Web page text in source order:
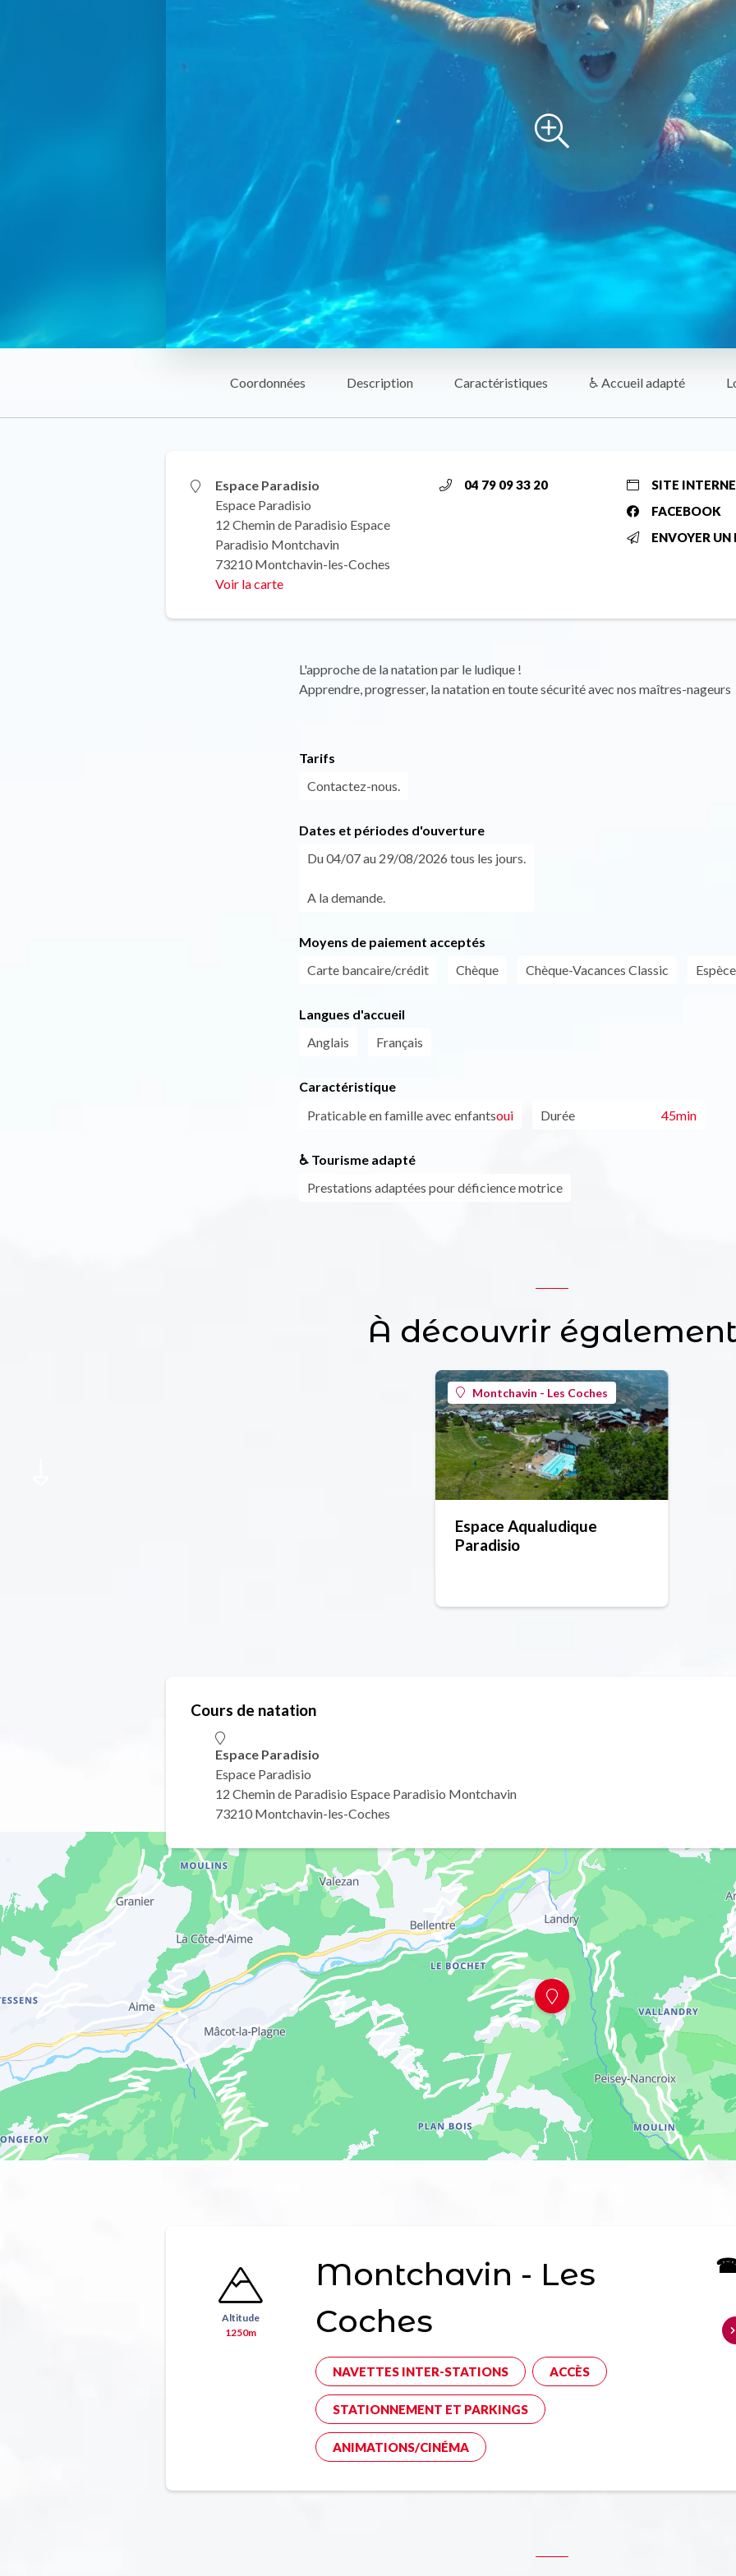
Coordonnées Description Caractéristiques ♿ Accueil adapté
Espace Paradisio
Espace Paradisio
12 Chemin de Paradisio Espace
Paradisio Montchavin
73210 Montchavin-les-Coches
Voir la carte
04 79 09 33 20
SITE
FACEBOOK
ENVOYER UN
L'approche de la natation par le ludique !
Apprendre, progresser, la natation en toute sécurité avec nos maîtres-nageurs
Tarifs
Contactez-nous.
Dates et périodes d'ouverture
Du 04/07 au 29/08/2026 tous les jours.
A la demande.
Moyens de paiement acceptés
Carte bancaire/crédit
Chèque Chèque-Vacances Classic
Langues d'accueil
Anglais
Français
Caractéristique
Praticable en famille avec enfantsoui Durée 45min
♿ Tourisme adapté
Prestations adaptées pour déficience motrice
À découvrir
Montchavin - Les Coches
Espace Aqualudique
Paradisio
Cours de natation
Espace Paradisio
Espace Paradisio
12 Chemin de Paradisio Espace Paradisio Montchavin
73210 Montchavin-les-Coches
Altitude
1250m
Montchavin - Les
Coches
NAVETTES INTER-STATIONS ACCÈS
STATIONNEMENT ET PARKINGS
ANIMATIONS/CINÉMA
☎